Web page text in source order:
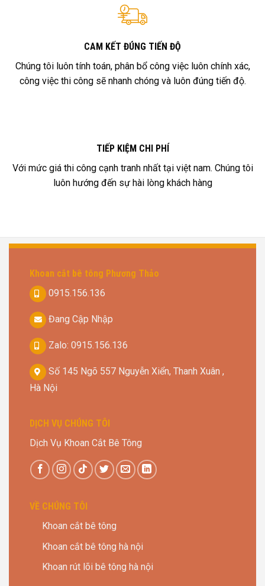
CAM KẾT ĐÚNG TIẾN ĐỘ
Chúng tôi luôn tính toán, phân bổ công việc luôn chính xác,
công việc thi công sẽ nhanh chóng và luôn đúng tiến độ.
TIẾP KIỆM CHI PHÍ
Với mức giá thi công cạnh tranh nhất tại việt nam. Chúng tôi
luôn hướng đến sự hài lòng khách hàng
Khoan cắt bê tông Phương Thảo
0915.156.136
Đang Cập Nhập
Zalo: 0915.156.136
Số 145 Ngõ 557 Nguyễn Xiển, Thanh Xuân ,
Hà Nội
DỊCH VỤ CHÚNG TÔI
Dịch Vụ Khoan Cắt Bê Tông
VỀ CHÚNG TÔI
Khoan cắt bê tông
Khoan cắt bê tông hà nội
Khoan rút lõi bê tông hà nội